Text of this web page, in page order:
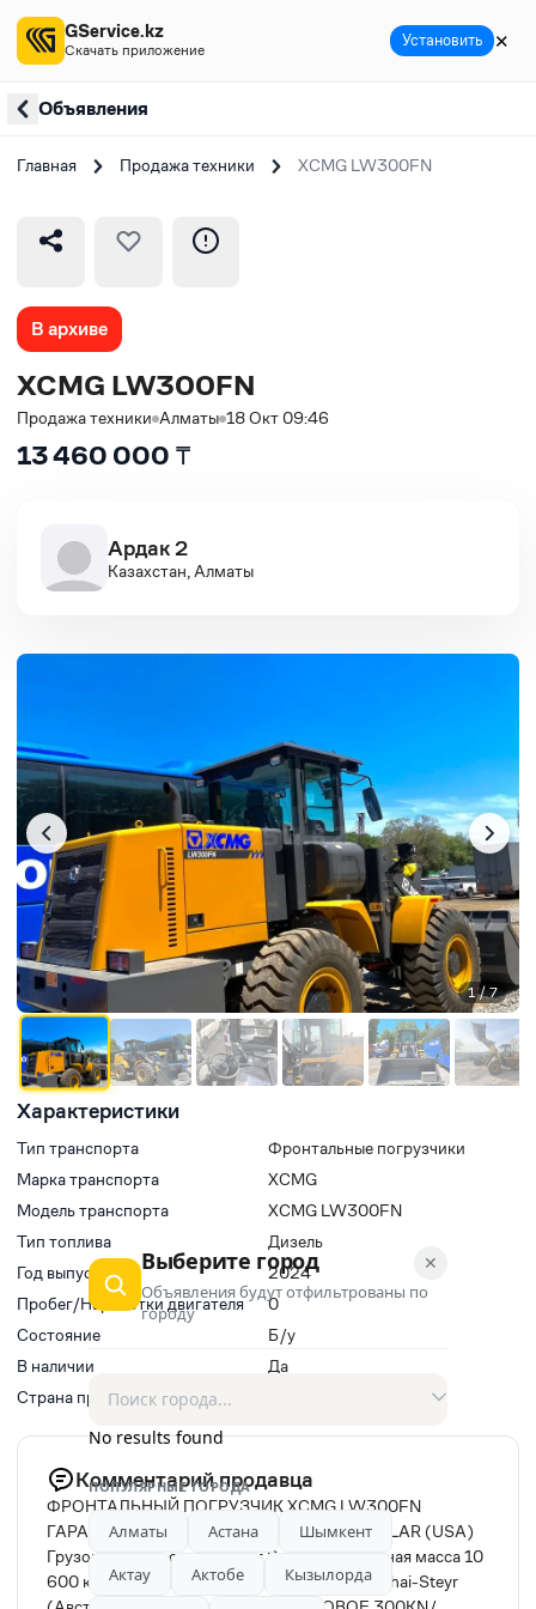
Объявления
Главная Продажа техники XCMG LW300FN
В архиве
XCMG LW300FN
Продажа техники Алматы 18 Окт 09:46
13 460 000 ₸
Ардак 2
Казахстан, Алматы
Характеристики
Тип транспорта
Фронтальные погрузчики
Марка транспорта
XCMG
Модель транспорта
XCMG LW300FN
Тип топлива
Дизель
Год выпуска
2024
Пробег/Наработки двигателя
0
Состояние
Б/у
В наличии
Да
Страна производитель
1 / 7
Комментарий продавца
ФРОНТАЛЬНЫЙ ПОГРУЗЧИК XCMG LW300FN
ГАРАНТИЯ, ЛИЗИНГ,. Технология CATERPILLAR (USA)
Грузоподъемность 3 000 кг Эксплуатационная масса 10
600 кг Объем ковша 1.8 куб. Двигатель Weichai-Steyr
GService.kz
Скачать приложение Установить ✕
✕
Выберите город
Объявления будут отфильтрованы по
городу
No results found
ПОПУЛЯРНЫЕ ГОРОДА
Алматы Астана
Шымкент
Актау
Актобе
Кызылорда